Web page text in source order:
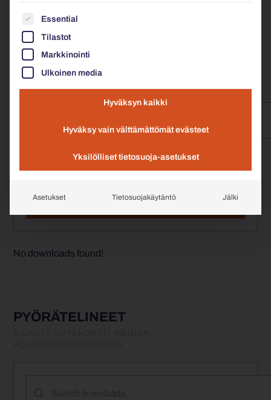
No downloads found!
ROSKA-ASTIAT
KAIKKI ROSKA-ASTIAT TUOTEKORTIT
No downloads found!
PYÖRÄTELINEET
SEURAAVASSA ON LUETTELO
Essential
Tilastot
Markkinointi
Ulkoinen media
Hyväksyn kaikki
Hyväksy vain välttämättömät evästeet
Yksilölliset tietosuoja-asetukset
Asetukset Tietosuojakäytäntö Jälki